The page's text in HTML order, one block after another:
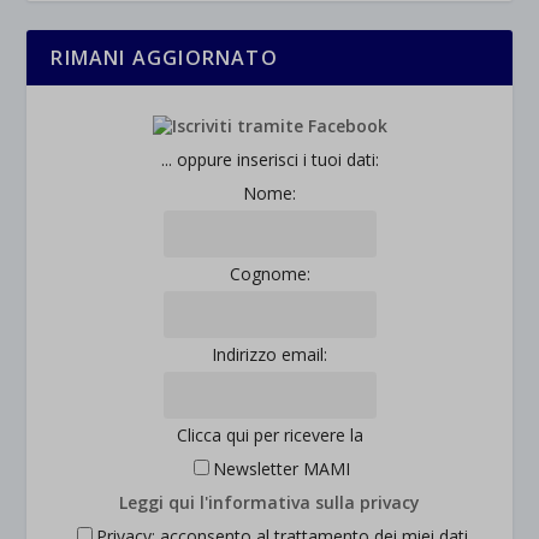
RIMANI AGGIORNATO
... oppure inserisci i tuoi dati:
Nome:
Cognome:
Indirizzo email:
Clicca qui per ricevere la
Newsletter MAMI
Leggi qui l'informativa sulla privacy